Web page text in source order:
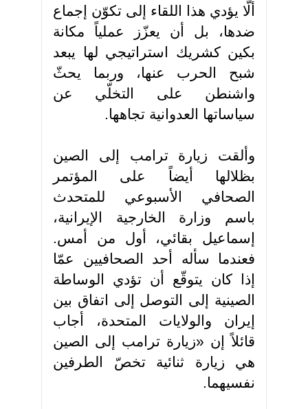
ألّا يؤدي هذا اللقاء إلى تكوّن إجماع
ضدها، بل أن يعزّز عملياً مكانة
بكين كشريك استراتيجي لها يبعد
شبح الحرب عنها، وربما يحثّ
واشنطن على التخلّي عن
سياساتها العدوانية تجاهها.
وألقت زيارة ترامب إلى الصين
بظلالها أيضاً على المؤتمر
الصحافي الأسبوعي للمتحدث
باسم وزارة الخارجية الإيرانية،
إسماعيل بقائي، أول من أمس.
فعندما سأله أحد الصحافيين عمّا
إذا كان يتوقّع أن تؤدي الوساطة
الصينية إلى التوصل إلى اتفاق بين
إيران والولايات المتحدة، أجاب
قائلاً إن «زيارة ترامب إلى الصين
هي زيارة ثنائية تخصّ الطرفين
نفسيهما.